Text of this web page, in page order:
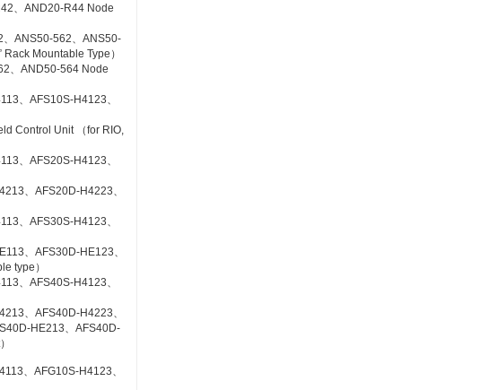
、AND20-R44 Node
ANS50-562、ANS50-
Mountable Type）
、AND50-564 Node
、AFS10S-H4123、
Control Unit （for RIO,
、AFS20S-H4123、
、AFS20D-H4223、
、AFS30S-H4123、
、AFS30D-HE123、
type）
、AFS40S-H4123、
、AFS40D-H4223、
HE213、AFS40D-
、AFG10S-H4123、